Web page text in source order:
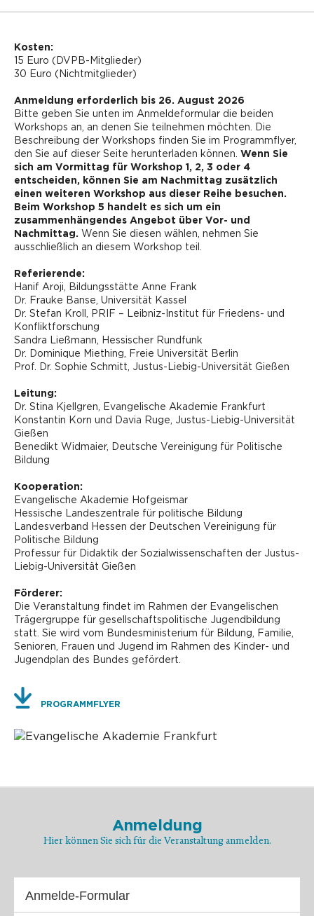
Kosten:
15 Euro (DVPB-Mitglieder)
30 Euro (Nichtmitglieder)
Anmeldung erforderlich bis 26. August 2026
Bitte geben Sie unten im Anmeldeformular die beiden
Workshops an, an denen Sie teilnehmen möchten. Die
Beschreibung der Workshops finden Sie im Programmflyer,
den Sie auf dieser Seite herunterladen können. Wenn Sie
sich am Vormittag für Workshop 1, 2, 3 oder 4
entscheiden, können Sie am Nachmittag zusätzlich
einen weiteren Workshop aus dieser Reihe besuchen.
Beim Workshop 5 handelt es sich um ein
zusammenhängendes Angebot über Vor- und
Nachmittag. Wenn Sie diesen wählen, nehmen Sie
ausschließlich an diesem Workshop teil.
Referierende:
Hanif Aroji, Bildungsstätte Anne Frank
Dr. Frauke Banse, Universität Kassel
Dr. Stefan Kroll, PRIF – Leibniz-Institut für Friedens- und
Konfliktforschung
Sandra Ließmann, Hessischer Rundfunk
Dr. Dominique Miething, Freie Universität Berlin
Prof. Dr. Sophie Schmitt, Justus-Liebig-Universität Gießen
Leitung:
Dr. Stina Kjellgren, Evangelische Akademie Frankfurt
Konstantin Korn und Davia Ruge, Justus-Liebig-Universität
Gießen
Benedikt Widmaier, Deutsche Vereinigung für Politische
Bildung
Kooperation:
Evangelische Akademie Hofgeismar
Hessische Landeszentrale für politische Bildung
Landesverband Hessen der Deutschen Vereinigung für
Politische Bildung
Professur für Didaktik der Sozialwissenschaften der Justus-
Liebig-Universität Gießen
Förderer:
Die Veranstaltung findet im Rahmen der Evangelischen
Trägergruppe für gesellschaftspolitische Jugendbildung
statt. Sie wird vom Bundesministerium für Bildung, Familie,
Senioren, Frauen und Jugend im Rahmen des Kinder- und
Jugendplan des Bundes gefördert.
PROGRAMMFLYER
Anmeldung
Hier können Sie sich für die Veranstaltung anmelden.